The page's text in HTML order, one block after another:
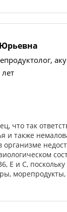
что так
и также
организме
Е и С,